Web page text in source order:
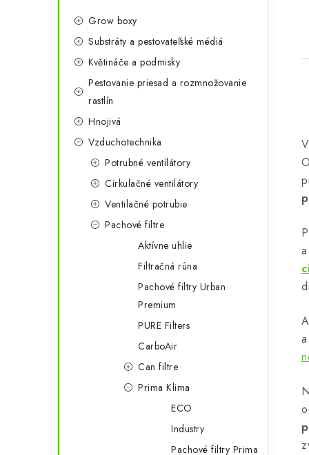
Grow boxy
Substráty a pestovateľské médiá
Květináče a podmisky
Pestovanie priesad a rozmnožovanie
rastlín
Hnojivá
Vzduchotechnika
Potrubné ventilátory
Cirkulačné ventilátory
Ventilačné potrubie
Pachové filtre
Aktívne uhlie
Filtračná rúna
Pachové filtry Urban
Premium
PURE Filters
CarboAir
Can filtre
Prima Klima
ECO
Industry
Pachové filtry Prima
v
l
c
i
r
V